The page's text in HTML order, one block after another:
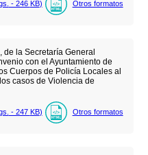
- 246 KB) Otros formatos
la Secretaría General
con el Ayuntamiento de
Cuerpos de Policía Locales al
casos de Violencia de
- 247 KB) Otros formatos